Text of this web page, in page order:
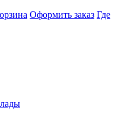
Оформить заказ Где